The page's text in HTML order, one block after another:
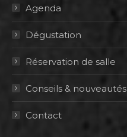
Agenda
Dégustation
Réservation de salle
Conseils & nouveautés
Contact